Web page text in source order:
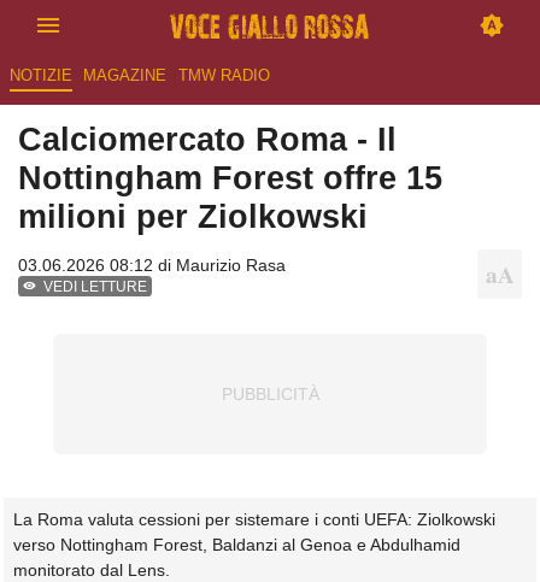
NOTIZIE MAGAZINE TMW RADIO
Calciomercato Roma - Il
Nottingham Forest offre 15
milioni per Ziolkowski
03.06.2026 08:12 di Maurizio Rasa
VEDI LETTURE
La Roma valuta cessioni per sistemare i conti UEFA: Ziolkowski
verso Nottingham Forest, Baldanzi al Genoa e Abdulhamid
monitorato dal Lens.